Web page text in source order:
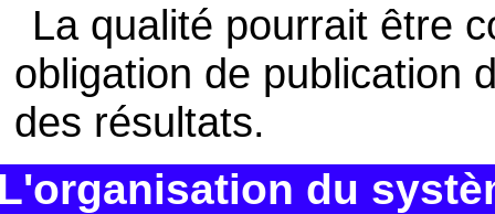
La qualité pourrait être
obligation de publication
des résultats.
du